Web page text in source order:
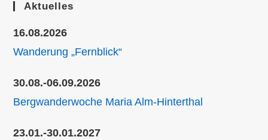
Aktuelles
16.08.2026
Wanderung „Fernblick“
30.08.-06.09.2026
Bergwanderwoche Maria Alm-Hinterthal
23.01.-30.01.2027